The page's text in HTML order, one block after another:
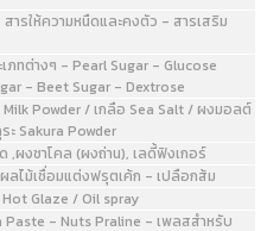
ให้ความหนืดและคงตัว - สารเสริม
เภทต่างๆ - Pearl Sugar - Glucose
- Beet Sugar - Dextrose
Powder / เกลือ Sea Salt / ผงมอลต์
ะ Sakura Powder
,ผงชาโคล (ผงถ่าน), เลดี้ฟิงเกอร์
ไม้เชื่อมแต่งฟรุตเค้ก - เปลือกส้ม
Glaze / Oil spray
Paste - Nuts Praline - เพลสสำหรับ